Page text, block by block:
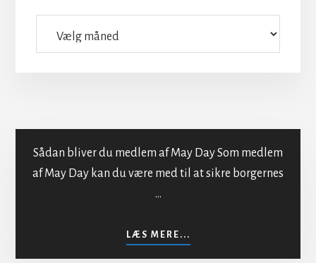
Sådan bliver du medlem af May Day Som medlem
af May Day kan du være med til at sikre borgernes
…
LÆS MERE...
INDMELDELSE